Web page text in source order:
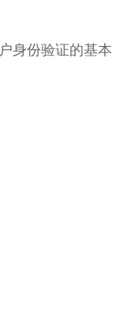
身份验证的基本